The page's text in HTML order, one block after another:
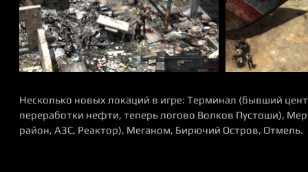
Несколько новых локаций в игре: Терминал (бывший
переработки нефти, теперь логово Волков Пустоши),
район, АЗС, Реактор), Меганом, Бирючий Остров, Отмель.